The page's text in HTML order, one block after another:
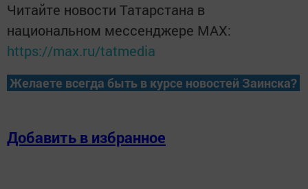
Читайте новости Татарстана в
национальном мессенджере MАХ:
https://max.ru/tatmedia
Желаете всегда быть в курсе новостей Заинска?
Добавить в избранное